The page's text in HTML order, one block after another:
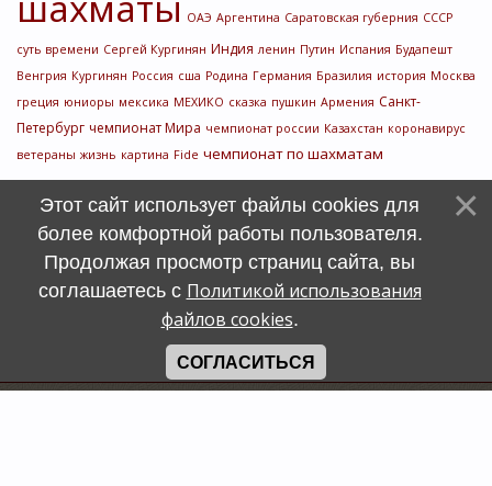
ОАЭ Аргентина Саратовская губерния СССР
суть времени Сергей Кургинян Индия ленин Путин Испания Будапешт
Венгрия Кургинян Россия сша Родина Германия Бразилия история Москва
греция юниоры мексика МЕХИКО сказка пушкин Армения Санкт-
Петербург чемпионат Мира чемпионат россии Казахстан коронавирус
ветераны жизнь картина Fide чемпионат по шахматам
Этот сайт использует файлы cookies для
более комфортной работы пользователя.
Продолжая просмотр страниц сайта, вы
соглашаетесь с Политикой использования
файлов cookies.
СОГЛАСИТЬСЯ